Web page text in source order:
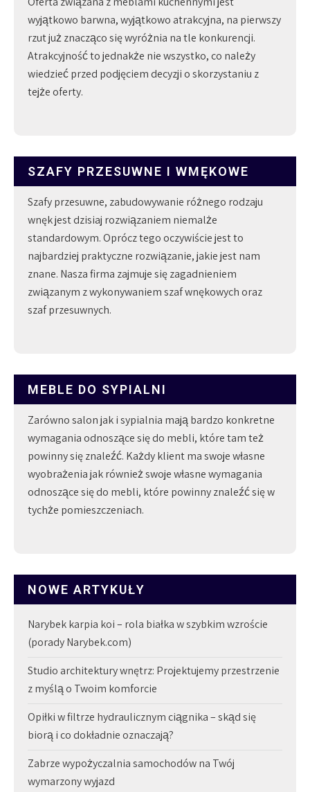
wyjątkowo barwna, wyjątkowo atrakcyjna, na pierwszy
rzut już znacząco się wyróżnia na tle konkurencji.
Atrakcyjność to jednakże nie wszystko, co należy
wiedzieć przed podjęciem decyzji o skorzystaniu z
tejże oferty.
SZAFY PRZESUWNE I WMĘKOWE
Szafy przesuwne, zabudowywanie różnego rodzaju
wnęk jest dzisiaj rozwiązaniem niemalże
standardowym. Oprócz tego oczywiście jest to
najbardziej praktyczne rozwiązanie, jakie jest nam
znane. Nasza firma zajmuje się zagadnieniem
związanym z wykonywaniem szaf wnękowych oraz
szaf przesuwnych.
MEBLE DO SYPIALNI
Zarówno salon jak i sypialnia mają bardzo konkretne
wymagania odnoszące się do mebli, które tam też
powinny się znaleźć. Każdy klient ma swoje własne
wyobrażenia jak również swoje własne wymagania
odnoszące się do mebli, które powinny znaleźć się w
tychże pomieszczeniach.
NOWE ARTYKUŁY
Narybek karpia koi – rola białka w szybkim wzroście
(porady Narybek.com)
Studio architektury wnętrz: Projektujemy przestrzenie
z myślą o Twoim komforcie
Opiłki w filtrze hydraulicznym ciągnika – skąd się
biorą i co dokładnie oznaczają?
Zabrze wypożyczalnia samochodów na Twój
wymarzony wyjazd